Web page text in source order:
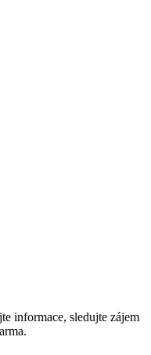
informace, sledujte zájem